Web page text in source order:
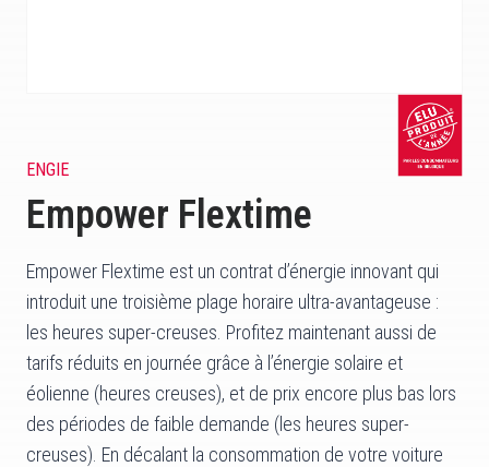
ENGIE
Empower Flextime
Empower Flextime est un contrat d’énergie innovant qui
introduit une troisième plage horaire ultra-avantageuse :
les heures super-creuses. Profitez maintenant aussi de
tarifs réduits en journée grâce à l’énergie solaire et
éolienne (heures creuses), et de prix encore plus bas lors
des périodes de faible demande (les heures super-
creuses). En décalant la consommation de votre voiture